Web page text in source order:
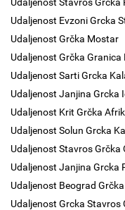
Udaljenost Evzoni Grcka
Udaljenost Grčka Mostar
Udaljenost Grčka Granica
Udaljenost Sarti Grcka
Udaljenost Janjina Grcka
Udaljenost Krit Grčka
Udaljenost Solun Grcka
Udaljenost Stavros Grčka
Udaljenost Janjina Grcka
Udaljenost Beograd
Udaljenost Grcka Stavros